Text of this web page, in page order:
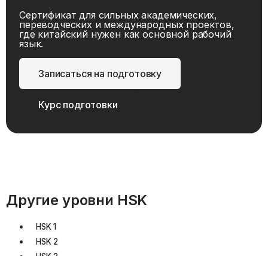
Сертификат для сильных академических,
переводческих и международных проектов,
где китайский нужен как основной рабочий
язык.
Записаться на подготовку
Курс подготовки
Другие уровни HSK
HSK1
HSK 2